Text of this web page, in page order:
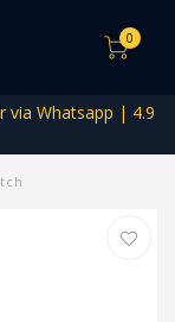
0
via Whatsapp | 4.9